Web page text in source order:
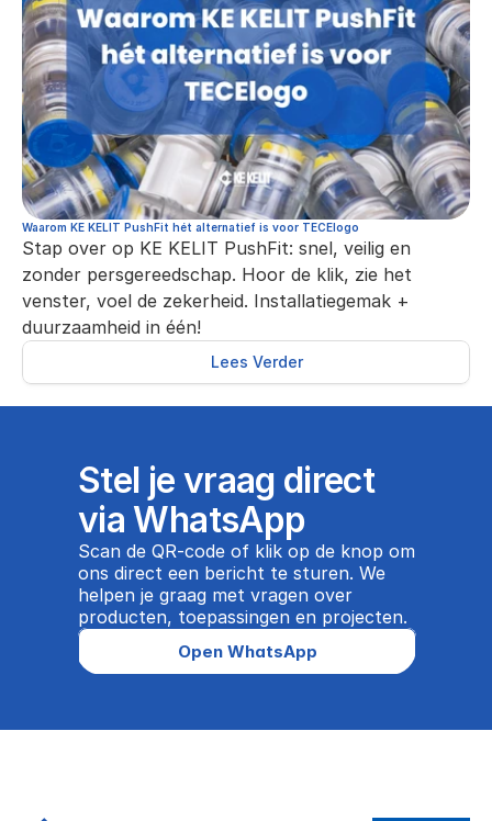
Waarom KE KELIT PushFit hét alternatief is voor TECElogo
Stap over op KE KELIT PushFit: snel, veilig en
zonder persgereedschap. Hoor de klik, zie het
venster, voel de zekerheid. Installatiegemak +
duurzaamheid in één!
Lees Verder
Stel je vraag direct
via WhatsApp
Scan de QR-code of klik op de knop om
ons direct een bericht te sturen. We
helpen je graag met vragen over
producten, toepassingen en projecten.
Open WhatsApp